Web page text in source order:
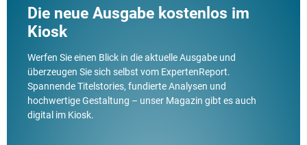
Die neue Ausgabe kostenlos im
Kiosk
Werfen Sie einen Blick in die aktuelle Ausgabe und
überzeugen Sie sich selbst vom ExpertenReport.
Spannende Titelstories, fundierte Analysen und
hochwertige Gestaltung – unser Magazin gibt es auch
digital im Kiosk.